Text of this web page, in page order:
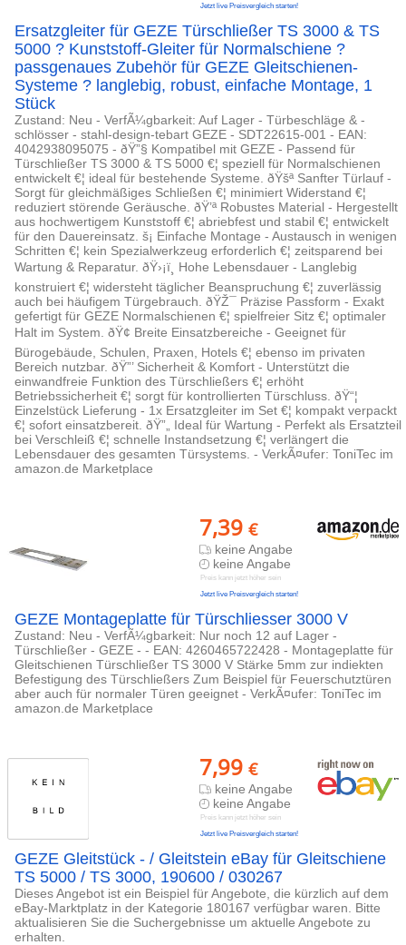
Jetzt live Preisvergleich starten!
Ersatzgleiter für GEZE Türschließer TS 3000 & TS
5000 ? Kunststoff-Gleiter für Normalschiene ?
passgenaues Zubehör für GEZE Gleitschienen-
Systeme ? langlebig, robust, einfache Montage, 1
Stück
Zustand: Neu - VerfÃ¼gbarkeit: Auf Lager - Türbeschläge & -
schlösser - stahl-design-tebart GEZE - SDT22615-001 - EAN:
4042938095075 - ðŸ”§ Kompatibel mit GEZE - Passend für
Türschließer TS 3000 & TS 5000 €¦ speziell für Normalschienen
entwickelt €¦ ideal für bestehende Systeme. ðŸšª Sanfter Türlauf -
Sorgt für gleichmäßiges Schließen €¦ minimiert Widerstand €¦
reduziert störende Geräusche. ðŸ’ª Robustes Material - Hergestellt
aus hochwertigem Kunststoff €¦ abriebfest und stabil €¦ entwickelt
für den Dauereinsatz. š¡ Einfache Montage - Austausch in wenigen
Schritten €¦ kein Spezialwerkzeug erforderlich €¦ zeitsparend bei
Wartung & Reparatur. ðŸ›¡ï¸ Hohe Lebensdauer - Langlebig
konstruiert €¦ widersteht täglicher Beanspruchung €¦ zuverlässig
auch bei häufigem Türgebrauch. ðŸŽ¯ Präzise Passform - Exakt
gefertigt für GEZE Normalschienen €¦ spielfreier Sitz €¦ optimaler
Halt im System. ðŸ¢ Breite Einsatzbereiche - Geeignet für
Bürogebäude, Schulen, Praxen, Hotels €¦ ebenso im privaten
Bereich nutzbar. ðŸ”’ Sicherheit & Komfort - Unterstützt die
einwandfreie Funktion des Türschließers €¦ erhöht
Betriebssicherheit €¦ sorgt für kontrollierten Türschluss. ðŸ“¦
Einzelstück Lieferung - 1x Ersatzgleiter im Set €¦ kompakt verpackt
€¦ sofort einsatzbereit. ðŸ”„ Ideal für Wartung - Perfekt als Ersatzteil
bei Verschleiß €¦ schnelle Instandsetzung €¦ verlängert die
Lebensdauer des gesamten Türsystems. - VerkÃ¤ufer: ToniTec im
amazon.de Marketplace
7,39 €
keine Angabe
keine Angabe
Preis kann jetzt höher sein
Jetzt live Preisvergleich starten!
GEZE Montageplatte für Türschliesser 3000 V
Zustand: Neu - VerfÃ¼gbarkeit: Nur noch 12 auf Lager -
Türschließer - GEZE - - EAN: 4260465722428 - Montageplatte für
Gleitschienen Türschließer TS 3000 V Stärke 5mm zur indiekten
Befestigung des Türschließers Zum Beispiel für Feuerschutztüren
aber auch für normaler Türen geeignet - VerkÃ¤ufer: ToniTec im
amazon.de Marketplace
7,99 €
keine Angabe
keine Angabe
Preis kann jetzt höher sein
Jetzt live Preisvergleich starten!
GEZE Gleitstück - / Gleitstein eBay für Gleitschiene
TS 5000 / TS 3000, 190600 / 030267
Dieses Angebot ist ein Beispiel für Angebote, die kürzlich auf dem
eBay-Marktplatz in der Kategorie 180167 verfügbar waren. Bitte
aktualisieren Sie die Suchergebnisse um aktuelle Angebote zu
erhalten.